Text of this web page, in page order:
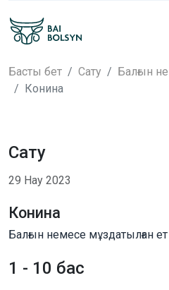
Басты бет Сату
Балғын
Конина
Сату
29 Нау 2023
Конина
Балғын немесе мұздатылған ет
1 - 10 бас